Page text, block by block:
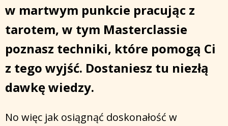
w martwym punkcie pracując z
tarotem, w tym Masterclassie
poznasz techniki, które pomogą Ci
z tego wyjść. Dostaniesz tu niezłą
dawkę wiedzy.
No więc jak osiągnąć doskonałość w